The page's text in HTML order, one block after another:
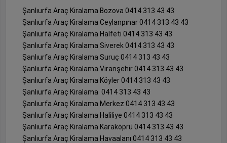
Şanlıurfa Araç Kiralama Bozova 0414 313 43 43
Şanlıurfa Araç Kiralama Ceylanpınar 0414 313 43 43
Şanlıurfa Araç Kiralama Halfeti 0414 313 43 43
Şanlıurfa Araç Kiralama Siverek 0414 313 43 43
Şanlıurfa Araç Kiralama Suruç 0414 313 43 43
Şanlıurfa Araç Kiralama Viranşehir 0414 313 43 43
Şanlıurfa Araç Kiralama Köyler 0414 313 43 43
Şanlıurfa Araç Kiralama 0414 313 43 43
Şanlıurfa Araç Kiralama Merkez 0414 313 43 43
Şanlıurfa Araç Kiralama Haliliye 0414 313 43 43
Şanlıurfa Araç Kiralama Karaköprü 0414 313 43 43
Şanlıurfa Araç Kiralama Havaalanı 0414 313 43 43